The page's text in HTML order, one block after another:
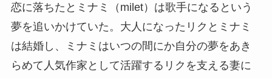
恋に落ちたとミナミ（milet）は歌手になるという
夢を追いかけていた。大人になったリクとミナミ
は結婚し、ミナミはいつの間にか自分の夢をあき
らめて人気作家として活躍するリクを支える妻に